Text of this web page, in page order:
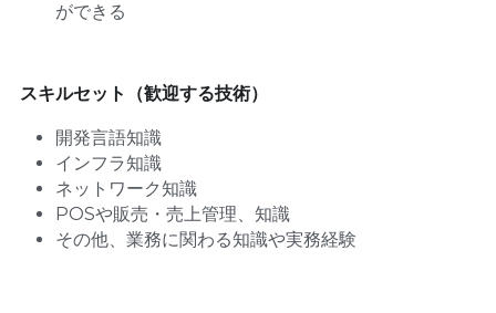
ができる
スキルセット（歓迎する技術）
開発言語知識
インフラ知識
ネットワーク知識
POSや販売・売上管理、知識
その他、業務に関わる知識や実務経験